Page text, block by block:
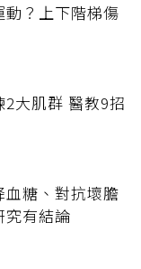
？上下階梯傷
大肌群 醫教9招
血糖、對抗壞膽
究有結論